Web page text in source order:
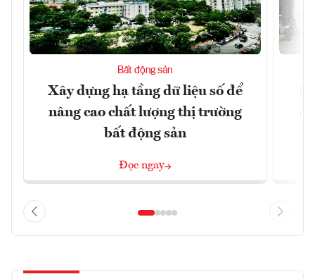
Bất động sản
Xây dựng hạ tầng dữ liệu số để
nâng cao chất lượng thị trường
bất động sản
Đọc ngay